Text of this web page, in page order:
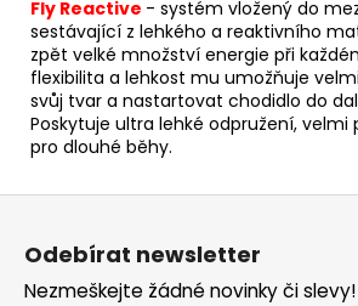
Fly Reactive - systém vložený do
sestávající z lehkého a reaktivního
zpět velké množství energie při
flexibilita a lehkost mu umožňuje
svůj tvar a nastartovat chodidlo do
Poskytuje ultra lehké odpružení, velmi
pro dlouhé běhy.
Odebírat newsletter
Nezmeškejte žádné novinky či slevy!